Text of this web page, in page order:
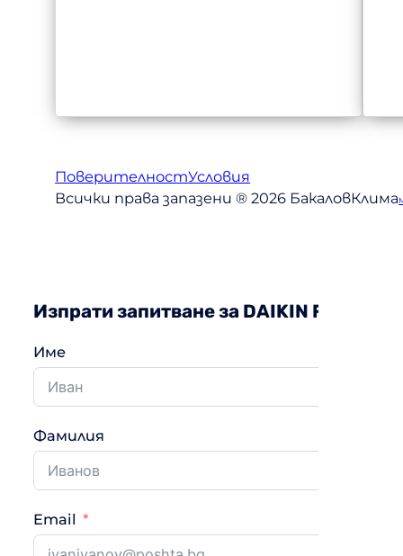
ПоверителностУсловия
Всички права запазени ® 2026 БакаловКлима
Изпрати запитване за DAIKIN
Име
Фамилия
Email